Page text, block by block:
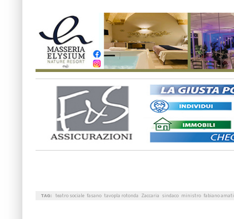
TAG: teatro sociale fasano tavopla rotonda Zaccaria sindaco ministro fabiano amati